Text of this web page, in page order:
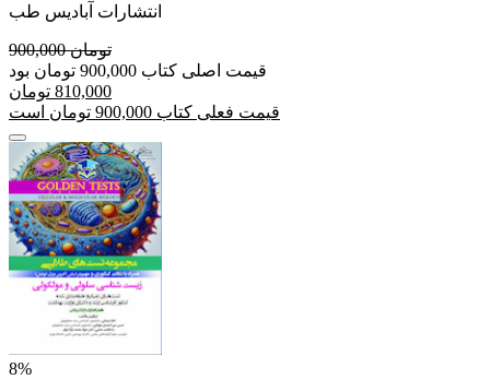
انتشارات آبادیس طب
900,000 تومان
قیمت اصلی کتاب 900,000 تومان بود
810,000 تومان
قیمت فعلی کتاب 900,000 تومان است
8%